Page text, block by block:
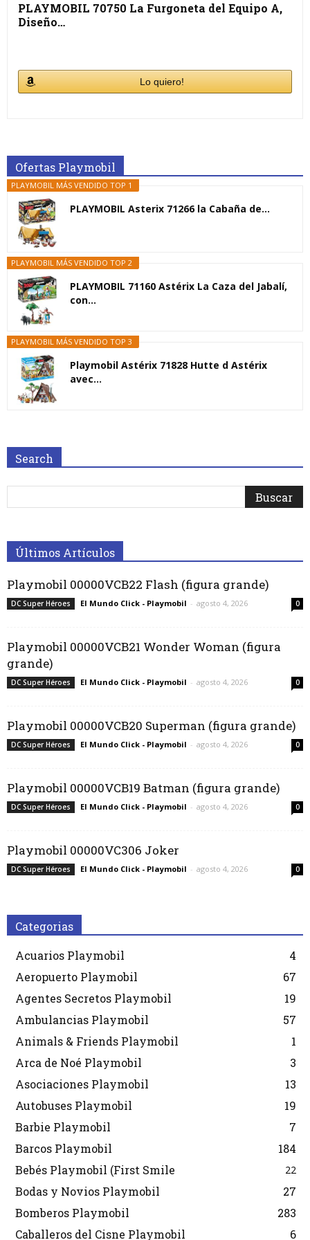
PLAYMOBIL 70750 La Furgoneta del Equipo A,
Diseño…
Lo quiero!
Ofertas Playmobil
PLAYMOBIL MÁS VENDIDO TOP 1
PLAYMOBIL Asterix 71266 la Cabaña de...
PLAYMOBIL MÁS VENDIDO TOP 2
PLAYMOBIL 71160 Astérix La Caza del Jabalí,
con...
PLAYMOBIL MÁS VENDIDO TOP 3
Playmobil Astérix 71828 Hutte d Astérix
avec...
Search
Últimos Artículos
Playmobil 00000VCB22 Flash (figura grande)
DC Super Héroes El Mundo Click - Playmobil - agosto 4, 2026 0
Playmobil 00000VCB21 Wonder Woman (figura
grande)
DC Super Héroes El Mundo Click - Playmobil - agosto 4, 2026 0
Playmobil 00000VCB20 Superman (figura grande)
DC Super Héroes El Mundo Click - Playmobil - agosto 4, 2026 0
Playmobil 00000VCB19 Batman (figura grande)
DC Super Héroes El Mundo Click - Playmobil - agosto 4, 2026 0
Playmobil 00000VC306 Joker
DC Super Héroes El Mundo Click - Playmobil - agosto 4, 2026 0
Categorias
Acuarios Playmobil
4
Aeropuerto Playmobil
67
Agentes Secretos Playmobil
19
Ambulancias Playmobil
57
Animals & Friends Playmobil
1
Arca de Noé Playmobil
3
Asociaciones Playmobil
13
Autobuses Playmobil
19
Barbie Playmobil
7
Barcos Playmobil
184
Bebés Playmobil (First Smile
22
Bodas y Novios Playmobil
27
Bomberos Playmobil
283
Caballeros del Cisne Playmobil
6